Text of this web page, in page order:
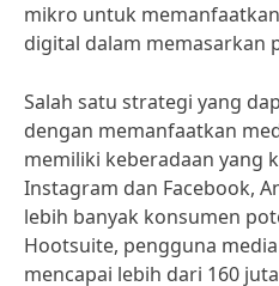
mikro untuk
digital dalam memasarkan
Salah satu strategi yang
dengan memanfaatkan
memiliki keberadaan yang
Instagram dan Facebook,
lebih banyak konsumen
Hootsuite, pengguna
mencapai lebih dari 160